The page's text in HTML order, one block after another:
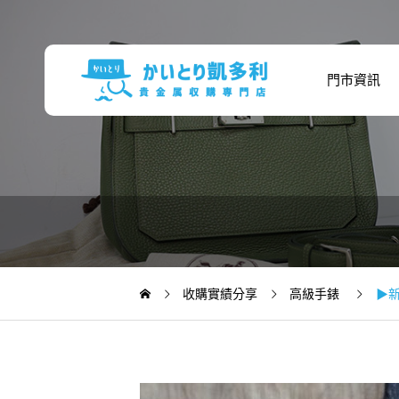
門市資訊
收購實績分享 高級手錶 ▶